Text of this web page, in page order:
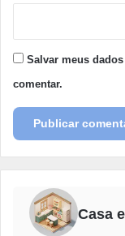
Salvar meus
comentar.
Casa